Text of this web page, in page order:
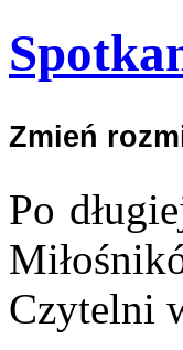
Zmień
Po
Czytelni